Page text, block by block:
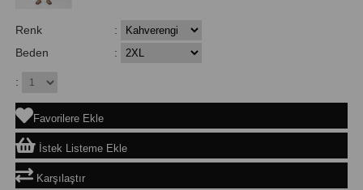
Renk
:
Beden
:
:
Favorilere Ekle
İstek Listeme Ekle
Karşılaştır